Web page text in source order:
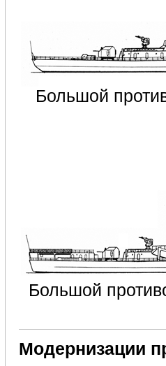
Большой
Большой
Модернизации